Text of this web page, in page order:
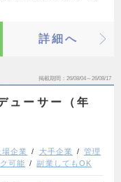
詳細へ
掲載期間 26/08/04～26/08/17
ューサー（年
場企業 大手企業
管理
可能 副業してもOK